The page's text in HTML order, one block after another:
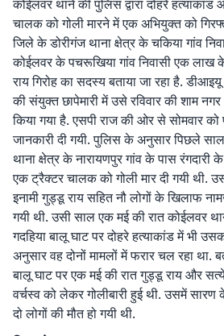
कोईलवर थाने की पुलिस द्वारा दोहरे
चालक को गोली मारने में एक अभियुक्त को
जिले के डोरीगंज थाना क्षेत्र के चकिया गांव
कोईलवर के पचरूखिया गांव निवासी एक लाख
राय गिरोह का सदस्य बताया जा रहा है.
की संयुक्त छापेमारी में उसे रविवार की शाम नगर
किया गया है. एसपी राज की ओर से सोमवार
जानकारी दी गयी. पुलिस के अनुसार पिछले
थाना क्षेत्र के नारायणपुर गांव के पास रंगदारी
एक ट्रैक्टर चालक को गोली मार दी गयी थी.
इनामी गुड्डू राय सहित नौ लोगों के खिलाफ
गयी थी. उसी साल एक मई की रात कोईलवर
गदहिया बालू घाट पर दोहरे हत्याकांड में भी
अनुसार वह दोनों मामलों में फरार चल रहा था.
बालू घाट पर एक मई की रात गुड्डू राय और
वर्चस्व को लेकर गोलीबारी हुई थी. उसमें सारण
दो लोगों की मौत हो गयी थी.